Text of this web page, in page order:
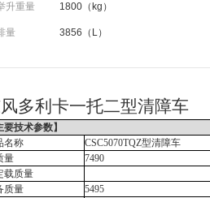
升重量 1800（kg）
量 3856（L）
多利卡一托二型清障车
要技术参数】
名称
CSC5070TQZ型清障车
量
7490
载质量
质量
5495